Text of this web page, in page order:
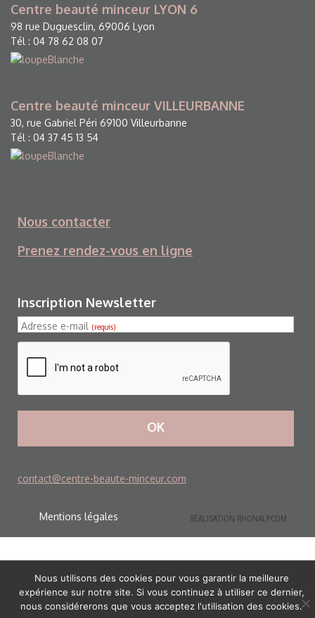
Centre beauté minceur LYON 6
98 rue Duguesclin, 69006 Lyon
Tél : 04 78 62 08 07
Centre beauté minceur VILLEURBANNE
30, rue Gabriel Péri 69100 Villeurbanne
Tél : 04 37 45 13 54
Nous contacter
Prenez rendez-vous en ligne
Inscription Newsletter
Adresse e-mail (requis)
OK
contact@centre-beaute-minceur.com
Mentions légales RÉALISATION RHONALPCOM
Nous utilisons des cookies pour vous garantir la meilleure
expérience sur notre site. Si vous continuez à utiliser ce dernier,
nous considérerons que vous acceptez l'utilisation des cookies.